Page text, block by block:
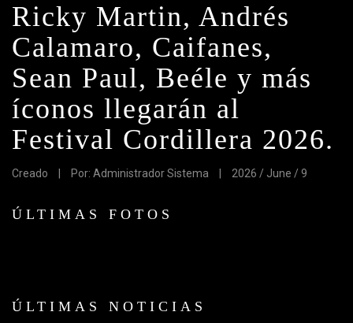
Ricky Martin, Andrés
Calamaro, Caifanes,
Sean Paul, Beéle y más
íconos llegarán al
Festival Cordillera 2026.
Creado Por: Administrador Sistema 2026 / June / 9
ÚLTIMAS FOTOS
ÚLTIMAS NOTICIAS